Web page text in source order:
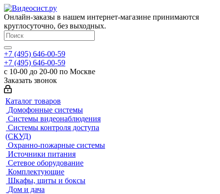
Онлайн-заказы в нашем интернет-магазине принимаются
круглосуточно, без выходных.
+7 (495) 646-00-59
+7 (495) 646-00-59
с 10-00 до 20-00 по Москве
Заказать звонок
Каталог товаров
Домофонные системы
Системы видеонаблюдения
Системы контроля доступа
(СКУД)
Охранно-пожарные системы
Источники питания
Сетевое оборудование
Комплектующие
Шкафы, щиты и боксы
Дом и дача